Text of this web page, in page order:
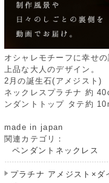
オシャレモチーフに幸せ
上品な大人のデザイン。
2月の誕生石(アメジスト)
ネックレスプラチナ 約
ンダントトップ タテ約
made in japan
関連カテゴリ：
ペンダントネックレス
プラチナ アメジスト×ダ